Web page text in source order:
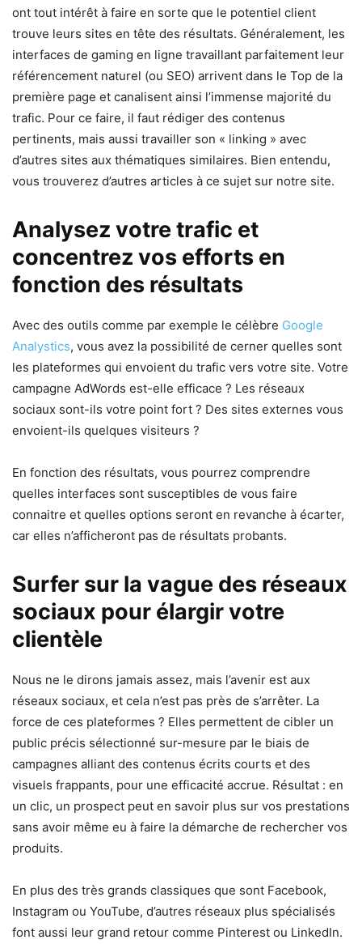
ont tout intérêt à faire en sorte que le potentiel client
trouve leurs sites en tête des résultats. Généralement, les
interfaces de gaming en ligne travaillant parfaitement leur
référencement naturel (ou SEO) arrivent dans le Top de la
première page et canalisent ainsi l’immense majorité du
trafic. Pour ce faire, il faut rédiger des contenus
pertinents, mais aussi travailler son « linking » avec
d’autres sites aux thématiques similaires. Bien entendu,
vous trouverez d’autres articles à ce sujet sur notre site.
Analysez votre trafic et
concentrez vos efforts en
fonction des résultats
Avec des outils comme par exemple le célèbre Google
Analystics, vous avez la possibilité de cerner quelles sont
les plateformes qui envoient du trafic vers votre site. Votre
campagne AdWords est-elle efficace ? Les réseaux
sociaux sont-ils votre point fort ? Des sites externes vous
envoient-ils quelques visiteurs ?
En fonction des résultats, vous pourrez comprendre
quelles interfaces sont susceptibles de vous faire
connaitre et quelles options seront en revanche à écarter,
car elles n’afficheront pas de résultats probants.
Surfer sur la vague des réseaux
sociaux pour élargir votre
clientèle
Nous ne le dirons jamais assez, mais l’avenir est aux
réseaux sociaux, et cela n’est pas près de s’arrêter. La
force de ces plateformes ? Elles permettent de cibler un
public précis sélectionné sur-mesure par le biais de
campagnes alliant des contenus écrits courts et des
visuels frappants, pour une efficacité accrue. Résultat : en
un clic, un prospect peut en savoir plus sur vos prestations
sans avoir même eu à faire la démarche de rechercher vos
produits.
En plus des très grands classiques que sont Facebook,
Instagram ou YouTube, d’autres réseaux plus spécialisés
font aussi leur grand retour comme Pinterest ou LinkedIn.